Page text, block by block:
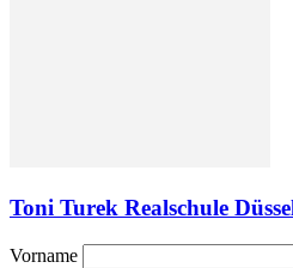
Toni Turek Realschule
Vorname